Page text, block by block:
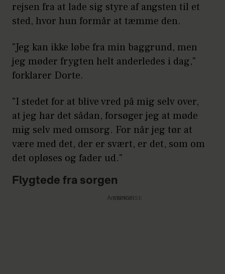
rejsen fra at lade sig styre af angsten til et
sted, hvor hun formår at tæmme den.
"Jeg kan ikke løbe fra min baggrund, men
jeg møder frygten helt anderledes i dag,"
forklarer Dorte.
"I stedet for at blive vred på mig selv over,
at jeg har det sådan, forsøger jeg at møde
mig selv med omsorg. For når jeg tør at
være med det, der er svært, er det, som om
det opløses og fader ud."
Flygtede fra sorgen
Annonce